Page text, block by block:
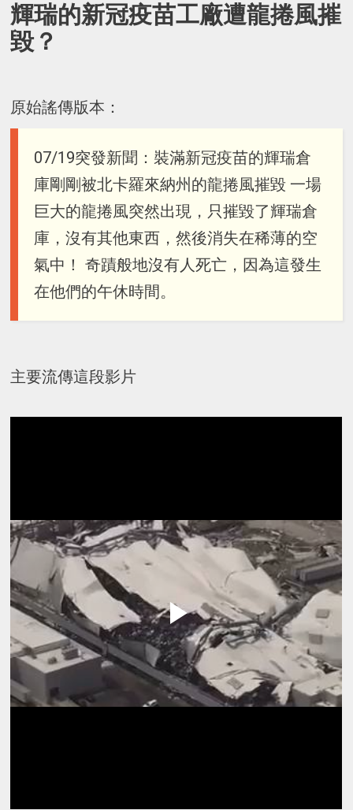
輝瑞的新冠疫苗工廠遭龍捲風摧
毀？
原始謠傳版本：
07/19突發新聞：裝滿新冠疫苗的輝瑞倉
庫剛剛被北卡羅來納州的龍捲風摧毀 一場
巨大的龍捲風突然出現，只摧毀了輝瑞倉
庫，沒有其他東西，然後消失在稀薄的空
氣中！ 奇蹟般地沒有人死亡，因為這發生
在他們的午休時間。
主要流傳這段影片